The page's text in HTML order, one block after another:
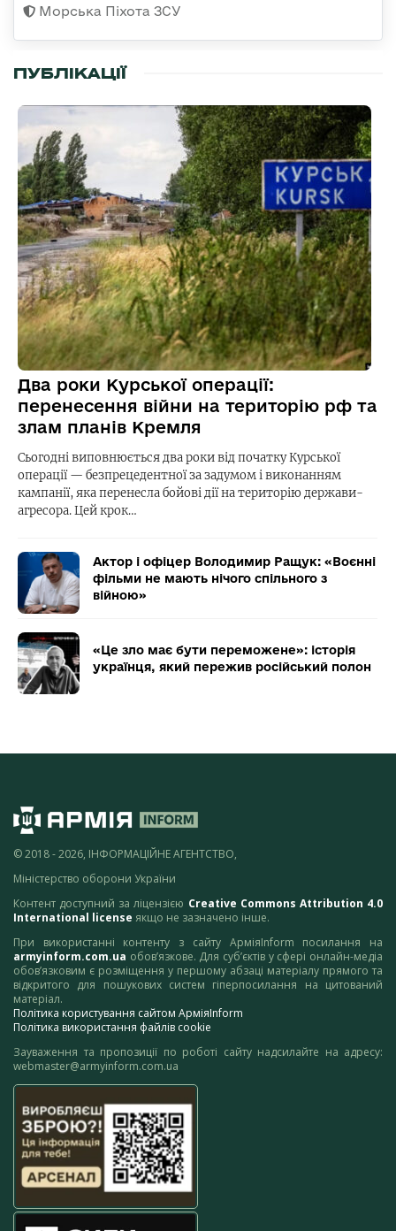
Морська Піхота ЗСУ
ПУБЛІКАЦІЇ
Два роки Курської операції:
перенесення війни на територію рф та
злам планів Кремля
Сьогодні виповнюється два роки від початку Курської
операції — безпрецедентної за задумом і виконанням
кампанії, яка перенесла бойові дії на територію держави-
агресора. Цей крок…
Актор і офіцер Володимир Ращук: «Воєнні
фільми не мають нічого спільного з
війною»
«Це зло має бути переможене»: історія
українця, який пережив російський полон
© 2018 - 2026, ІНФОРМАЦІЙНЕ АГЕНТСТВО,
Міністерство оборони України
Контент доступний за ліцензією Creative Commons Attribution 4.0
International license якщо не зазначено інше.
При використанні контенту з сайту АрміяInform посилання на
armyinform.com.ua обов’язкове. Для суб’єктів у сфері онлайн-медіа
обов’язковим є розміщення у першому абзаці матеріалу прямого та
відкритого для пошукових систем гіперпосилання на цитований
матеріал.
Політика користування сайтом АрміяInform
Політика використання файлів cookie
Зауваження та пропозиції по роботі сайту надсилайте на адресу:
webmaster@armyinform.com.ua